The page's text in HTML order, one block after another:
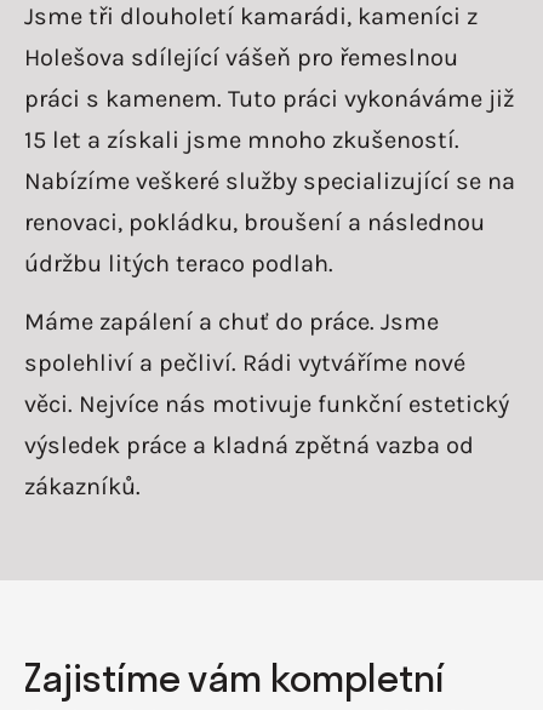
Jsme tři dlouholetí kamarádi, kameníci z
Holešova sdílející vášeň pro řemeslnou
práci s kamenem. Tuto práci vykonáváme již
15 let a získali jsme mnoho zkušeností.
Nabízíme veškeré služby specializující se na
renovaci, pokládku, broušení a následnou
údržbu litých teraco podlah.
Máme zapálení a chuť do práce. Jsme
spolehliví a pečliví. Rádi vytváříme nové
věci. Nejvíce nás motivuje funkční estetický
výsledek práce a kladná zpětná vazba od
zákazníků.
Zajistíme vám kompletní